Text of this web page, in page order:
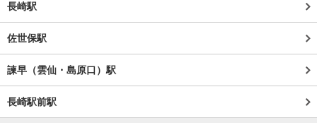
長崎駅
佐世保駅
諫早（雲仙・島原口）駅
長崎駅前駅